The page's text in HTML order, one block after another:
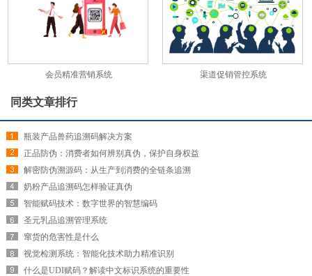
会员精准营销系统 渠道促销管控系统
同类文章排行
瓶装产品兽药追溯码解决方案
正品防伪：消费者如何辨别真伪，保护自身权益
解密防伪溯源码：从生产到消费的全链条追溯
奶粉产品追溯码怎样验证真伪
智能赋码技术：数字世界的智慧编码
圣元乳品追溯管理系统
窜货的危害性是什么
视觉检测系统：智能化技术助力精准识别
什么是UDI赋码？解读中文标识系统的重要性